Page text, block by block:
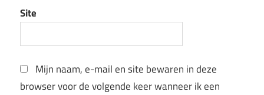
Site
Mijn naam, e-mail en site bewaren in deze
browser voor de volgende keer wanneer ik een